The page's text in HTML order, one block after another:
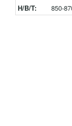
H/B/T:
850-